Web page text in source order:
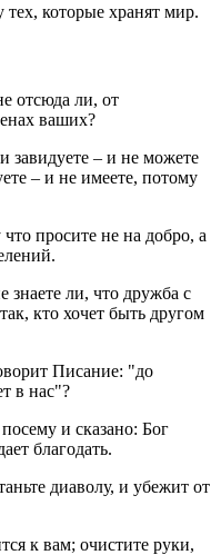
которые хранят мир.
отсюда ли, от
ваших?
завидуете – и не можете
– и не имеете, потому
просите не на добро, а
ли, что дружба с
кто хочет быть другом
Писание: "до
в нас"?
и сказано: Бог
благодать.
диаволу, и убежит от
к вам; очистите руки,